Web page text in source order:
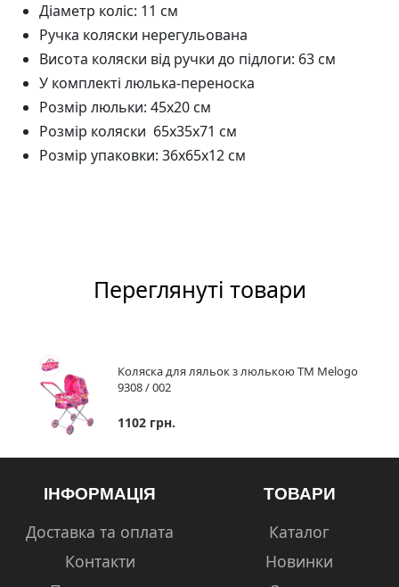
Діаметр коліс: 11 см
Ручка коляски нерегульована
Висота коляски від ручки до підлоги: 63 см
У комплекті люлька-переноска
Розмір люльки: 45x20 см
Розмір коляски 65x35x71 см
Розмір упаковки: 36x65x12 см
Переглянуті товари
Коляска для ляльок з люлькою ТМ Melogo
9308 / 002
1102 грн.
ІНФОРМАЦІЯ
Доставка та оплата
Контакти
ТОВАРИ
Каталог
Новинки